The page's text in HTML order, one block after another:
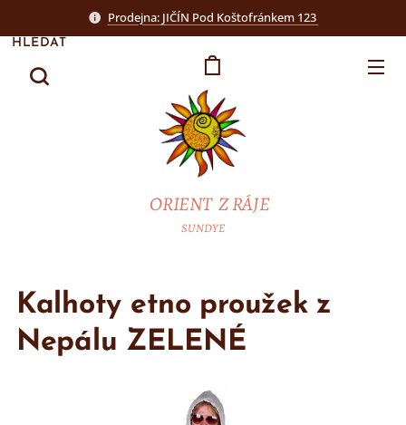
Prodejna: JIČÍN Pod Koštofránkem 123
ORIENT Z RÁJE
SUNDYE
HLEDAT
Kalhoty etno proužek z
Nepálu ZELENÉ